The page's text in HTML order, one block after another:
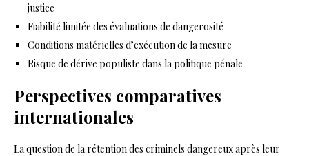
justice
Fiabilité limitée des évaluations de dangerosité
Conditions matérielles d’exécution de la mesure
Risque de dérive populiste dans la politique pénale
Perspectives comparatives
internationales
La question de la rétention des criminels dangereux après leur